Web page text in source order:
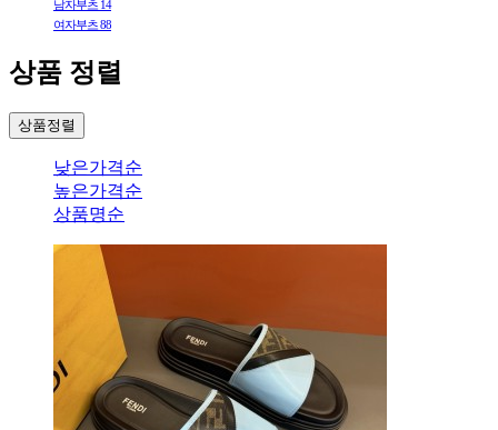
남자부츠 14
여자부츠88
상품 정렬
상품정렬
낮은가격순
높은가격순
상품명순